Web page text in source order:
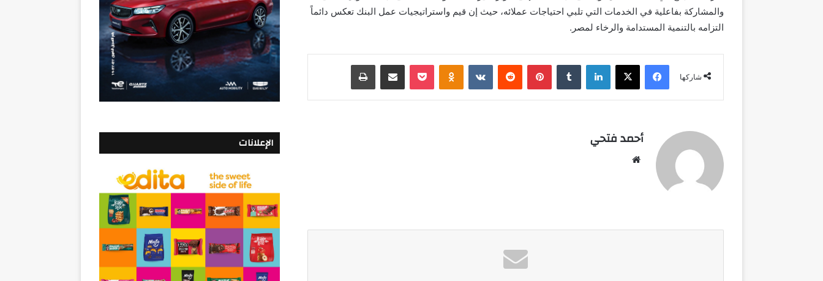
والمشاركة بفاعلية في الخدمات التي تلبي احتياجات عملائه، حيث إن قيم واستراتيجيات عمل البنك تعكس دائماً
التزامه بالتنمية المستدامة والرخاء لمصر .
شاركها
فيسبوك ‫X لينكدإن بينتيريست Odnoklassniki
‫Pocket مشاركة عبر البريد طباعة
أحمد فتحي الإعلانات